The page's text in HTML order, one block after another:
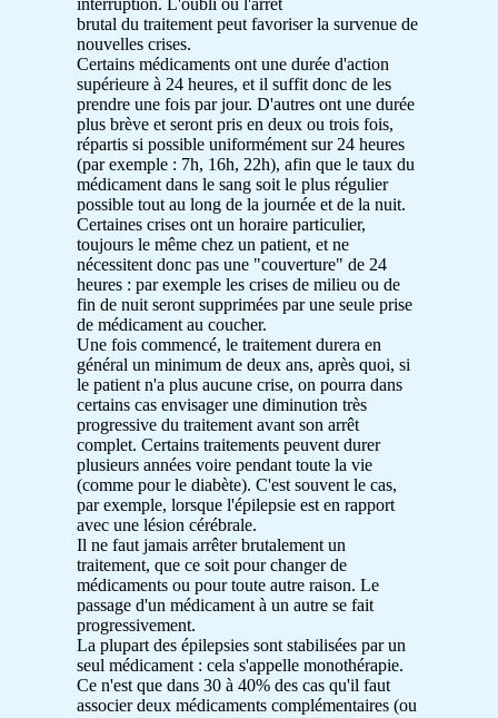
brutal du traitement peut favoriser la survenue de
nouvelles crises.
Certains médicaments ont une durée d'action
supérieure à 24 heures, et il suffit donc de les
prendre une fois par jour. D'autres ont une durée
plus brève et seront pris en deux ou trois fois,
répartis si possible uniformément sur 24 heures
(par exemple : 7h, 16h, 22h), afin que le taux du
médicament dans le sang soit le plus régulier
possible tout au long de la journée et de la nuit.
Certaines crises ont un horaire particulier,
toujours le même chez un patient, et ne
nécessitent donc pas une "couverture" de 24
heures : par exemple les crises de milieu ou de
fin de nuit seront supprimées par une seule prise
de médicament au coucher.
Une fois commencé, le traitement durera en
général un minimum de deux ans, après quoi, si
le patient n'a plus aucune crise, on pourra dans
certains cas envisager une diminution très
progressive du traitement avant son arrêt
complet. Certains traitements peuvent durer
plusieurs années voire pendant toute la vie
(comme pour le diabète). C'est souvent le cas,
par exemple, lorsque l'épilepsie est en rapport
avec une lésion cérébrale.
Il ne faut jamais arrêter brutalement un
traitement, que ce soit pour changer de
médicaments ou pour toute autre raison. Le
passage d'un médicament à un autre se fait
progressivement.
La plupart des épilepsies sont stabilisées par un
seul médicament : cela s'appelle monothérapie.
Ce n'est que dans 30 à 40% des cas qu'il faut
associer deux médicaments complémentaires (ou